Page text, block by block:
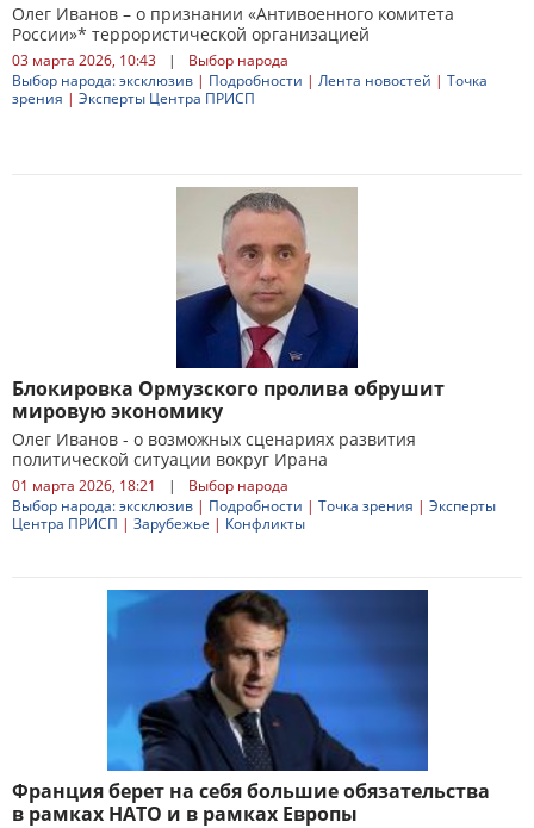
Олег Иванов – о признании «Антивоенного комитета
России»* террористической организацией
03 марта 2026, 10:43 |
Выбор народа
Выбор народа: эксклюзив | Подробности | Лента новостей | Точка
зрения | Эксперты Центра ПРИСП
Блокировка Ормузского пролива обрушит
мировую экономику
Олег Иванов - о возможных сценариях развития
политической ситуации вокруг Ирана
01 марта 2026, 18:21 |
Выбор народа
Выбор народа: эксклюзив | Подробности | Точка зрения | Эксперты
Центра ПРИСП | Зарубежье | Конфликты
Франция берет на себя большие обязательства
в рамках НАТО и в рамках Европы